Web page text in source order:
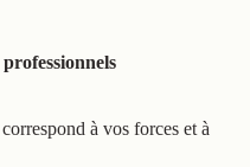
à vos forces et à